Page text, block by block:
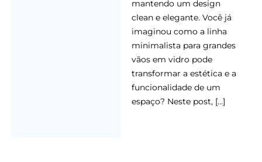
mantendo um design
clean e elegante. Você já
imaginou como a linha
minimalista para grandes
vãos em vidro pode
transformar a estética e a
funcionalidade de um
espaço? Neste post, […]